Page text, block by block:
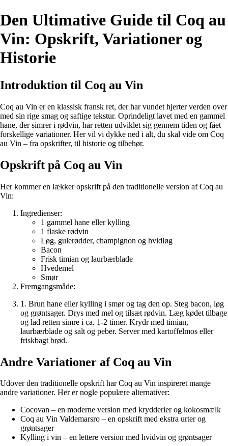
Den Ultimative Guide til Coq au
Vin: Opskrift, Variationer og
Historie
Introduktion til Coq au Vin
Coq au Vin er en klassisk fransk ret, der har vundet hjerter verden over
med sin rige smag og saftige tekstur. Oprindeligt lavet med en gammel
hane, der simrer i rødvin, har retten udviklet sig gennem tiden og fået
forskellige variationer. Her vil vi dykke ned i alt, du skal vide om Coq
au Vin – fra opskrifter, til historie og tilbehør.
Opskrift på Coq au Vin
Her kommer en lækker opskrift på den traditionelle version af Coq au
Vin:
Ingredienser:
1 gammel hane eller kylling
1 flaske rødvin
Løg, gulerødder, champignon og hvidløg
Bacon
Frisk timian og laurbærblade
Hvedemel
Smør
Fremgangsmåde:
1. Brun hane eller kylling i smør og tag den op. Steg bacon, løg
og grøntsager. Drys med mel og tilsæt rødvin. Læg kødet tilbage
og lad retten simre i ca. 1-2 timer. Krydr med timian,
laurbærblade og salt og peber. Server med kartoffelmos eller
friskbagt brød.
Andre Variationer af Coq au Vin
Udover den traditionelle opskrift har Coq au Vin inspireret mange
andre variationer. Her er nogle populære alternativer:
Cocovan – en moderne version med krydderier og kokosmælk
Coq au Vin Valdemarsro – en opskrift med ekstra urter og
grøntsager
Kylling i vin – en lettere version med hvidvin og grøntsager